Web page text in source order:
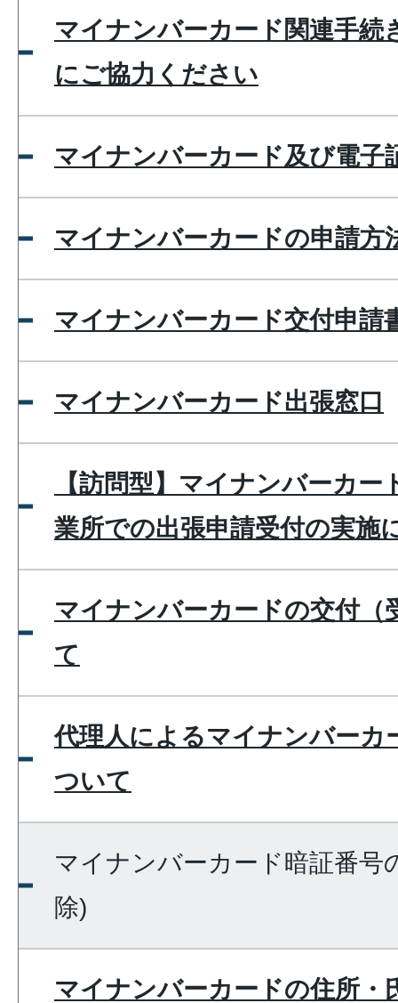
マイナンバーカード関連手続
にご協力ください
マイナンバーカード及び電子
マイナンバーカードの申請方
マイナンバーカード交付申請
マイナンバーカード出張窓口
【訪問型】マイナンバーカー
業所での出張申請受付の実施
マイナンバーカードの交付（
て
代理人によるマイナンバーカ
ついて
マイナンバーカード暗証番号
除)
マイナンバーカードの住所・